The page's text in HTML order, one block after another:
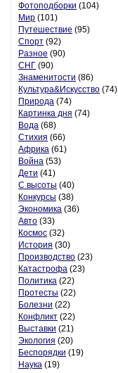
Фотоподборки (104)
Мир (101)
Путешествие (95)
Спорт (92)
Разное (90)
СНГ (90)
Знаменитости (86)
Культура&Искусство (74)
Природа (74)
Картинка дня (74)
Вода (68)
Стихия (66)
Африка (61)
Война (53)
Дети (41)
С высоты (40)
Конкурсы (38)
Экономика (36)
Авто (33)
Космос (32)
История (30)
Производство (23)
Катастрофа (23)
Политика (22)
Протесты (22)
Болезни (22)
Конфликт (22)
Выставки (21)
Экология (20)
Беспорядки (19)
Наука (19)